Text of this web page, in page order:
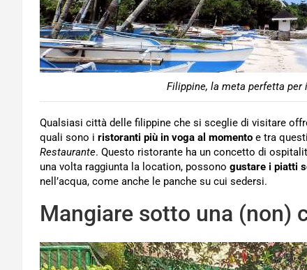
Filippine, la meta perfetta per
Qualsiasi città delle filippine che si sceglie di visitare
quali sono i ristoranti più in voga al momento e tra
Restaurante. Questo ristorante ha un concetto di
una volta raggiunta la location, possono gustare i piatti
nell’acqua, come anche le panche su cui sedersi.
Mangiare sotto una (non)